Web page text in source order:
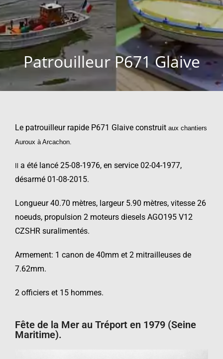
Patrouilleur P671 Glaive
Le patrouilleur rapide P671 Glaive construit aux chantiers
Auroux à Arcachon.
a été lancé 25-08-1976, en service 02-04-1977,
désarmé 01-08-2015.
Longueur 40.70 mètres, largeur 5.90 mètres, vitesse 26
noeuds, propulsion 2 moteurs diesels AGO195 V12
CZSHR suralimentés.
Armement: 1 canon de 40mm et 2 mitrailleuses de
7.62mm.
2 officiers et 15 hommes.
Fête de la Mer au Tréport en 1979 (Seine
Maritime).